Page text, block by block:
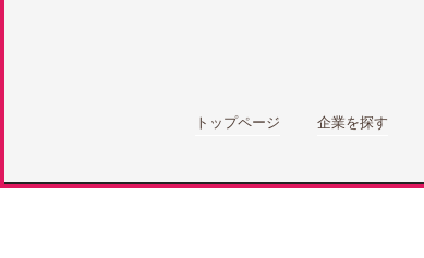
トップページ 企業を探す